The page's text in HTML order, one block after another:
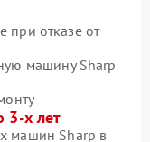
при отказе от
машину Sharp
3-х лет
машин Sharp в